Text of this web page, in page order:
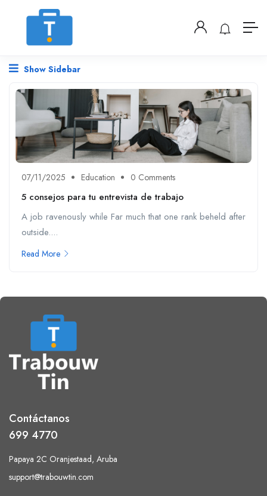
Show Sidebar
07/11/2025 Education 0 Comments
5 consejos para tu entrevista de trabajo
A job ravenously while Far much that one rank beheld after
outside....
Read More
Contáctanos
699 4770
Papaya 2C Oranjestaad, Aruba
support@trabouwtin.com